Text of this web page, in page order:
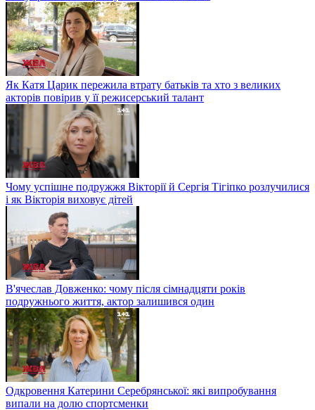
Як Катя Царик пережила втрату батьків та хто з великих
акторів повірив у її режисерський талант
Чому успішне подружжя Вікторії й Сергія Тігіпко розлучилися
і як Вікторія виховує дітей
В'ячеслав Довженко: чому після сімнадцяти років
подружнього життя, актор залишився один
Одкровення Катерини Серебрянської: які випробування
випали на долю спортсменки